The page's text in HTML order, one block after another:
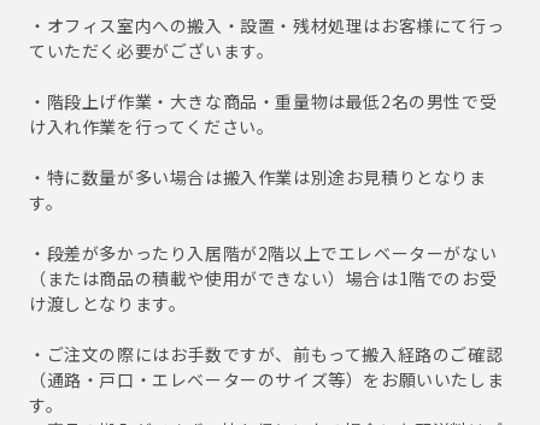
・オフィス室内への搬入・設置・残材処理はお客様にて行っ
ていただく必要がございます。
・階段上げ作業・大きな商品・重量物は最低2名の男性で受
け入れ作業を行ってください。
・特に数量が多い場合は搬入作業は別途お見積りとなりま
す。
・段差が多かったり入居階が2階以上でエレベーターがない
（または商品の積載や使用ができない）場合は1階でのお受
け渡しとなります。
・ご注文の際にはお手数ですが、前もって搬入経路のご確認
（通路・戸口・エレベーターのサイズ等）をお願いいたしま
す。